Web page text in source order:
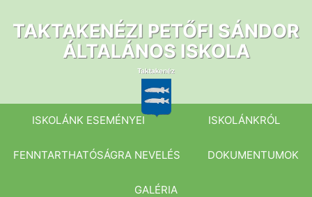
tartalomhoz
TAKTAKENÉZI PETŐFI SÁNDOR
ÁLTALÁNOS ISKOLA
ISKOLÁNK ESEMÉNYEI ISKOLÁNKRÓL
FENNTARTHATÓSÁGRA NEVELÉS DOKUMENTUMOK
GALÉRIA